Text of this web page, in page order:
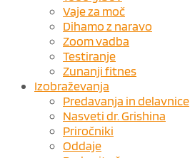
Vaje za moč
Dihamo z naravo
Zoom vadba
Testiranje
Zunanji fitnes
Izobraževanja
Predavanja in delavnice
Nasveti dr. Grishina
Priročniki
Oddaje